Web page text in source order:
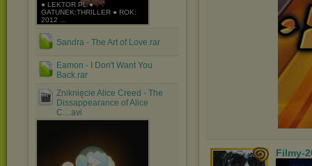
● LEKTOR PL ●
GATUNEK:THRILLER ● ROK:
2012 ...
Sandra - The Art of Love.rar
Eamon - I Don't Want You
Back.rar
Zniknięcie Alice Creed - The
Dissappearance of Alice
C....avi
Filmy-